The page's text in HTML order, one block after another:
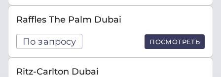
Raffles The Palm Dubai
По запросу ПОСМОТРЕТЬ
Ritz-Carlton Dubai